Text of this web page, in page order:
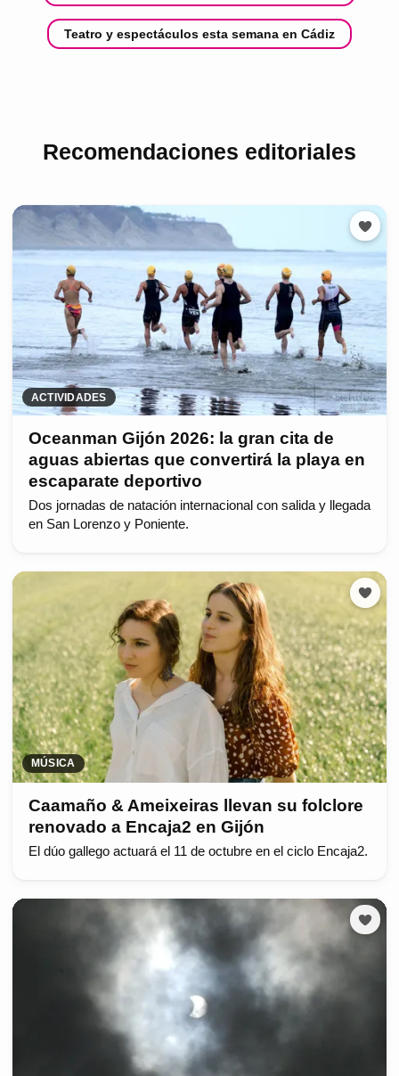
Teatro y espectáculos esta semana en Cádiz
Recomendaciones editoriales
ACTIVIDADES
Oceanman Gijón 2026: la gran cita de
aguas abiertas que convertirá la playa en
escaparate deportivo
Dos jornadas de natación internacional con salida y llegada
en San Lorenzo y Poniente.
MÚSICA
Caamaño & Ameixeiras llevan su folclore
renovado a Encaja2 en Gijón
El dúo gallego actuará el 11 de octubre en el ciclo Encaja2.